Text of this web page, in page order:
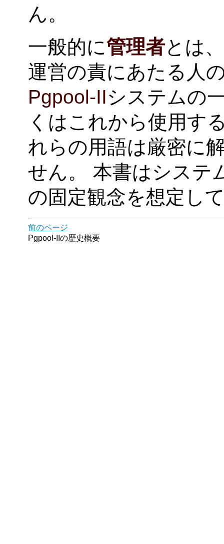
ん。
一般的に管理者とは
運営の責にあたる人
Pgpool-IIシステムの
くはこれから使用す
れらの用語は厳密に
せん。 本書はシステ
の固定観念を想定し
前のページ
Pgpool-IIの歴史概要